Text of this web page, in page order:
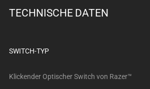
Select
the
buttons
TECHNISCHE DATEN
SWITCH-TYP
Klickender Optischer Switch von Razer™